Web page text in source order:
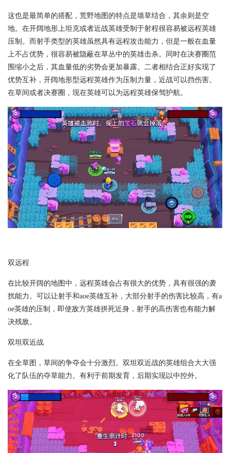
这也是最简单的搭配，荒野地图的特点是墙草结合，其余则是空
地。在开阔地形上坦克或者近战英雄受制于射程很容易被远程英雄
压制。而射手类型的英雄虽然具有远程攻击能力，但是一般在血量
上不占优势，很容易被隐蔽在草丛中的英雄击杀。同时在决赛圈范
围缩小之后，其血量低的劣势会更加暴露。二者相结合正好实现了
优势互补，开阔地形型远程英雄作为压制力量，近战可以挡伤害。
在草间或者决赛圈，现在英雄可以为远程英雄保驾护航。
双远程
在比较开阔的地图中，远程英雄会占有很大的优势，具有很强的袭
扰能力。可以让射手和aoe英雄互补，大部分射手的伤害比较高，有a
oe英雄的压制，即使敌方英雄拼死近身，射手的高伤害也有能力解
决残敌。
双坦双近战
在全草图，草间的争夺会十分激烈。双坦双近战的英雄组合大大强
化了队伍的夺草能力。有利于前期发育，后期实现以中控外。